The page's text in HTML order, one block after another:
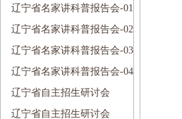
爱温暖我的心视频_下
辽宁省名家讲科普报告会-01
辽宁省名家讲科普报告会-02
辽宁省名家讲科普报告会-03
辽宁省名家讲科普报告会-04
辽宁省自主招生研讨会
（1）
辽宁省自主招生研讨会